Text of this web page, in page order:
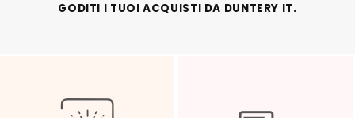
GODITI I TUOI ACQUISTI DA DUNTERY IT.